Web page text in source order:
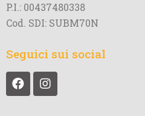
P.I.: 00437480338
Cod. SDI: SUBM70N
Seguici sui social